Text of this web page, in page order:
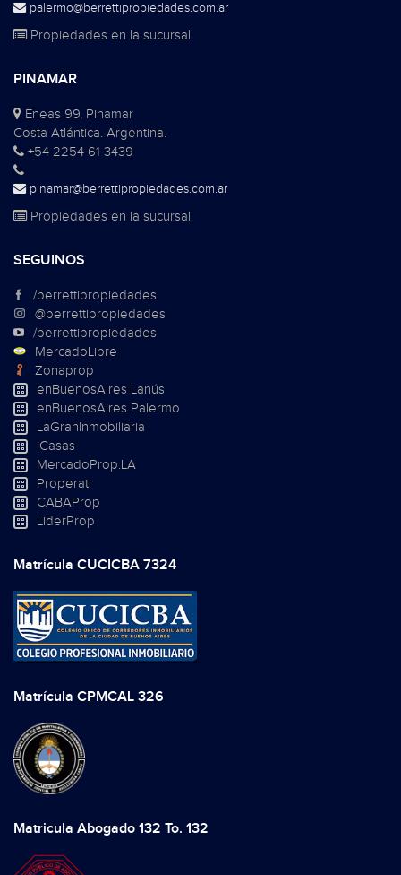
palermo@berrettipropiedades.com.ar
Propiedades en la sucursal
PINAMAR
Eneas 99, Pinamar
Costa Atlántica. Argentina.
+54 2254 61 3439
pinamar@berrettipropiedades.com.ar
Propiedades en la sucursal
SEGUINOS
/berrettipropiedades
@berrettipropiedades
/berrettipropiedades
MercadoLibre
Zonaprop
enBuenosAires Lanús
enBuenosAires Palermo
LaGranInmobiliaria
iCasas
MercadoProp.LA
Properati
CABAProp
LiderProp
Matrícula CUCICBA 7324
Matrícula CPMCAL 326
Matricula Abogado 132 To. 132